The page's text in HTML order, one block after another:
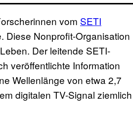
vom SETI
Diese Nonprofit-Organisation
Der leitende SETI-
veröffentlichte Information
Wellenlänge von etwa 2,7
digitalen TV-Signal ziemlich